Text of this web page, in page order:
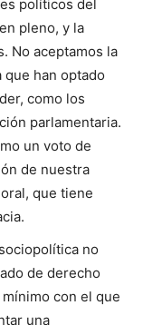
políticos del
pleno, y la
No aceptamos la
han optado
como los
parlamentaria.
un voto de
de nuestra
que tiene
no
de derecho
con el que
una